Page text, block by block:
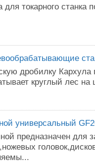
для токарного станка
дробилку Кархула
круглый лес
универсальный
предназначен для